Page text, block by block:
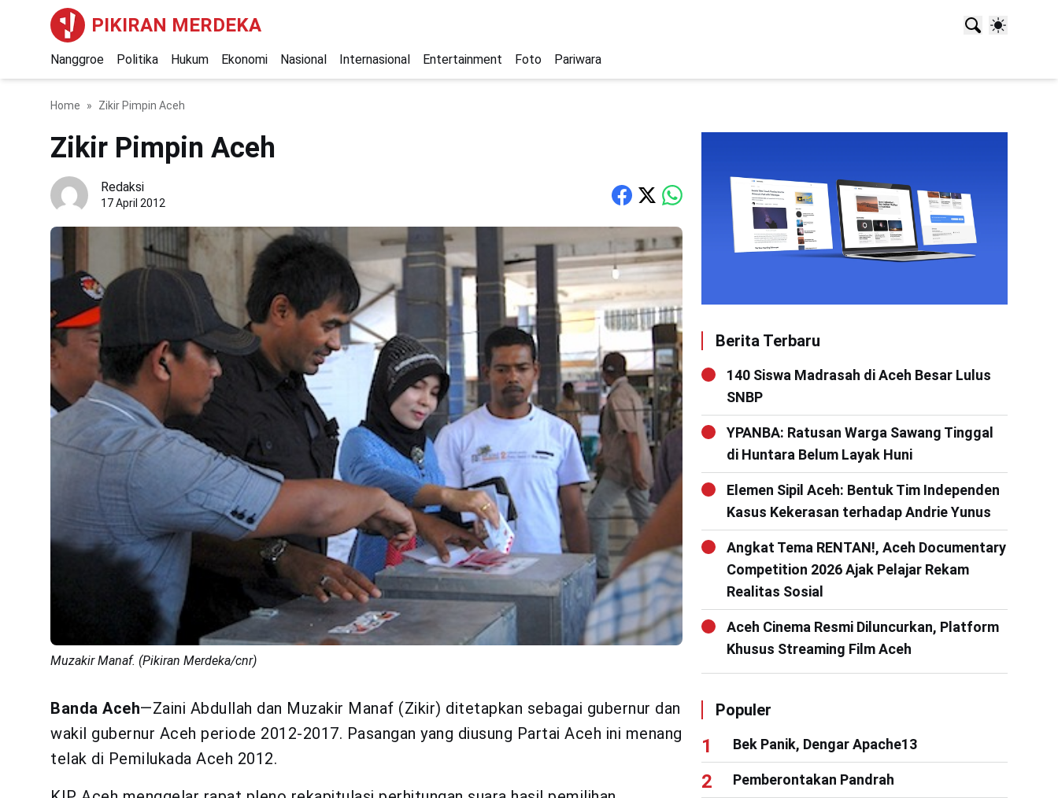
PIKIRAN MERDEKA
Nanggroe Politika Hukum Ekonomi Nasional Internasional Entertainment Foto Pariwara
Home Zikir Pimpin Aceh
Zikir Pimpin Aceh
Redaksi
17 April 2012
Muzakir Manaf. (Pikiran Merdeka/cnr)
Banda Aceh—Zaini Abdullah dan Muzakir Manaf (Zikir) ditetapkan sebagai gubernur dan
wakil gubernur Aceh periode 2012-2017. Pasangan yang diusung Partai Aceh ini menang
telak di Pemilukada Aceh 2012.
Berita Terbaru
140 Siswa Madrasah di Aceh Besar Lulus
SNBP
YPANBA: Ratusan Warga Sawang Tinggal
di Huntara Belum Layak Huni
Elemen Sipil Aceh: Bentuk Tim Independen
Kasus Kekerasan terhadap Andrie Yunus
Angkat Tema RENTAN!, Aceh Documentary
Competition 2026 Ajak Pelajar Rekam
Realitas Sosial
Aceh Cinema Resmi Diluncurkan, Platform
Khusus Streaming Film Aceh
Populer
Bek Panik, Dengar Apache13
Pemberontakan Pandrah